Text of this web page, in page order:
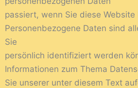
passiert, wenn Sie diese Website
Personenbezogene Daten sind
Sie
persönlich identifiziert werden
Informationen zum Thema
Sie unserer unter diesem Text